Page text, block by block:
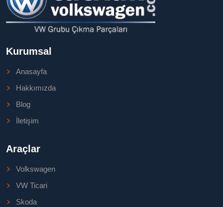
Kurumsal
Anasayfa
Hakkımızda
Blog
İletişim
Araçlar
Volkswagen
VW Ticari
Skoda